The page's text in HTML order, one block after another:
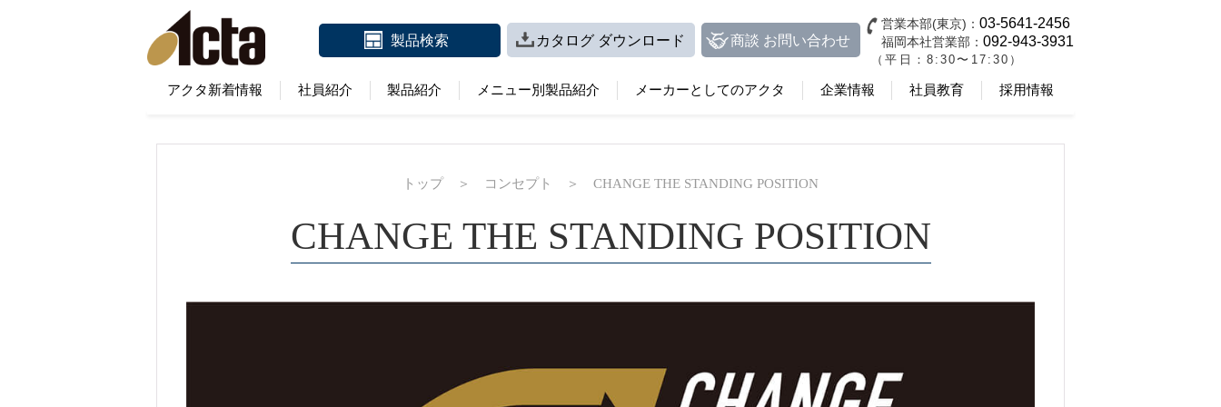
製品検索 カタログ ダウンロード 商談 お問い合わせ
営業本部(東京)： 03-5641-2456
福岡本社営業部： 092-943-3931
（平日：8:30〜17:30）
アクタ新着情報 社員紹介 製品紹介 メニュー別製品紹介 メーカーとしてのアクタ 企業情報 社員教育 採用情報
トップ ＞ コンセプト ＞ CHANGE THE STANDING POSITION
CHANGE THE STANDING POSITION